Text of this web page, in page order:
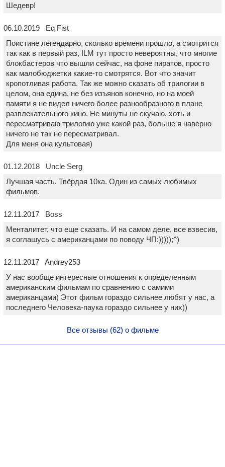
Шедевр!
06.10.2019 Eq Fist
Поистине легендарно, сколько времени прошло, а смотрится
так как в первый раз, ILM тут просто невероятны, что многие
блокбастеров что вышли сейчас, на фоне пиратов, просто
как малобюджетки какие-то смотрятся. Вот что значит
кропотливая работа. Так же можно сказать об трилогии в
целом, она едина, не без изъянов конечно, но на моей
памяти я не видел ничего более разнообразного в плане
развлекательного кино. Не минуты не скучаю, хоть и
пересматриваю трилогию уже какой раз, больше я наверно
ничего не так не пересматривал.
Для меня она культовая)
01.12.2018 Uncle Serg
Лучшая часть. Твёрдая 10ка. Один из самых любимых
фильмов.
12.11.2017 Boss
Менталитет, что еще сказать. И на самом деле, все взвесив,
я соглашусь с американцами по поводу ЧП:)))));^)
12.11.2017 Andrey253
У нас вообще интересные отношения к определенным
американским фильмам по сравнению с самими
американцами) Этот фильм гораздо сильнее любят у нас, а
последнего Человека-паука гораздо сильнее у них))
Все отзывы (62) о фильме